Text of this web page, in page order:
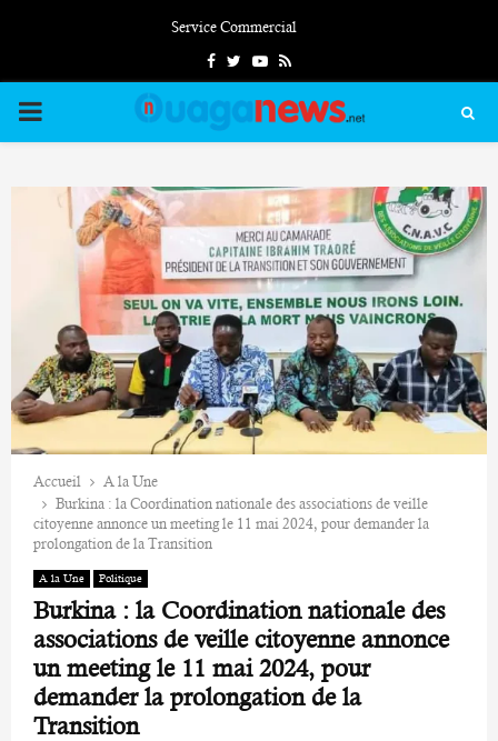
Service Commercial
FacebookTwitterYoutube
Rss
PRIMARY
Accueil
A la Une
Burkina : la Coordination nationale des associations de veille
citoyenne annonce un meeting le 11 mai 2024, pour demander la
prolongation de la Transition
A la Une Politique
Burkina : la Coordination nationale des
associations de veille citoyenne annonce
un meeting le 11 mai 2024, pour
demander la prolongation de la
Transition